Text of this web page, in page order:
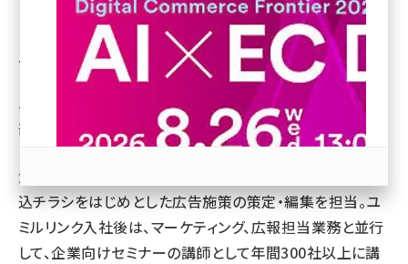
base (1085)
ビィ・フォアード (786)
revico (746)
五十嵐 崇之（いがらし たかゆき）
ユミルリンク株式会社
マーケティング本部 マーケティング
部
大手家電小売店で、会員数300万人のメールマガジンや折
込チラシをはじめとした広告施策の策定・編集を担当。ユ
ミルリンク入社後は、マーケティング、広報担当業務と並行
して、企業向けセミナーの講師として年間300社以上に講
参加登録はこちら↑